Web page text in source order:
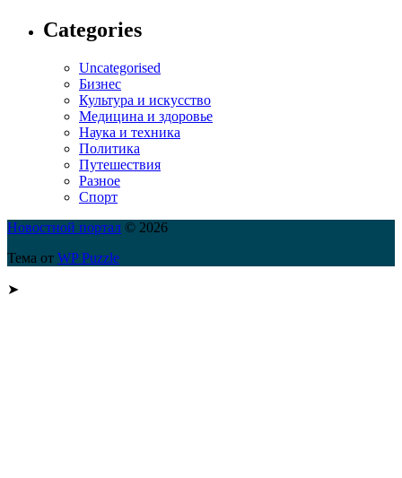
Categories
Uncategorised
Бизнес
Культура и искусство
Медицина и здоровье
Наука и техника
Политика
Путешествия
Разное
Спорт
Новостной портал © 2026
Тема от WP Puzzle
➤